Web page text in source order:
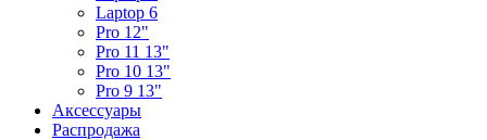
Laptop 6
Pro 12"
Pro 11 13"
Pro 10 13"
Pro 9 13"
Аксессуары
Распродажа